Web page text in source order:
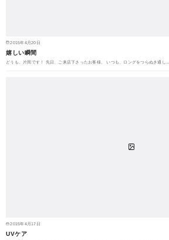
2015年4月20日
嬉しい瞬間
どうも、片岡です！ 先日、ご来店下さったお客様。 いつも、ロングをつらぬき通し…
2015年4月17日
UVケア